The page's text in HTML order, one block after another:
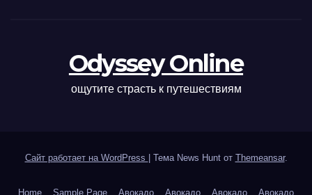
Odyssey Online
ощутите страсть к путешествиям
Сайт работает на WordPress Тема News Hunt от Themeansar.
Home Sample Page Авокадо Авокадо Авокадо Авокадо